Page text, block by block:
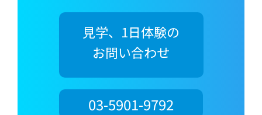
見学、1日体験の
お問い合わせ
03-5901-9792